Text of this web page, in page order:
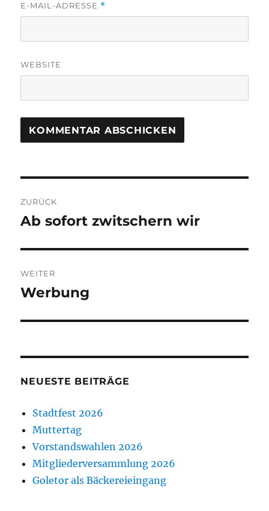
E-MAIL-ADRESSE *
WEBSITE
ZURÜCK
Vorheriger
Ab sofort zwitschern wir
WEITER
Nächster
Werbung
NEUESTE BEITRÄGE
Stadtfest 2026
Muttertag
Vorstandswahlen 2026
Mitgliederversammlung 2026
Goletor als Bäckereieingang